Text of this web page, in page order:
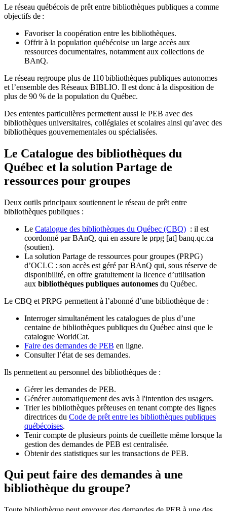
Le réseau québécois de prêt entre bibliothèques publiques a comme
objectifs de :
Favoriser la coopération entre les bibliothèques.
Offrir à la population québécoise un large accès aux
ressources documentaires, notamment aux collections de
BAnQ.
Le réseau regroupe plus de 110bibliothèques publiques autonomes
et l’ensemble des Réseaux BIBLIO. Il est donc à la disposition de
plus de 90 % de la population du Québec.
Des ententes particulières permettent aussi le PEB avec des
bibliothèques universitaires, collégiales et scolaires ainsi qu’avec des
bibliothèques gouvernementales ou spécialisées.
Le Catalogue des bibliothèques du
Québec et la solution Partage de
ressources pour groupes
Deux outils principaux soutiennent le réseau de prêt entre
bibliothèques publiques :
Le Catalogue des bibliothèques du Québec (CBQ) : il est
coordonné par BAnQ, qui en assure le prpg [at] banq.qc.ca
(soutien).
La solution Partage de ressources pour groupes (PRPG)
d’OCLC : son accès est géré par BAnQ qui, sous réserve de
disponibilité, en offre gratuitement la licence d’utilisation
aux bibliothèques publiques autonomes du Québec.
Le CBQ et PRPG permettent à l’abonné d’une bibliothèque de :
Interroger simultanément les catalogues de plus d’une
centaine de bibliothèques publiques du Québec ainsi que le
catalogue WorldCat.
Faire des demandes de PEB en ligne.
Consulter l’état de ses demandes.
Ils permettent au personnel des bibliothèques de :
Gérer les demandes de PEB.
Générer automatiquement des avis à l'intention des usagers.
Trier les bibliothèques prêteuses en tenant compte des lignes
directrices du Code de prêt entre les bibliothèques publiques
québécoises.
Tenir compte de plusieurs points de cueillette même lorsque la
gestion des demandes de PEB est centralisée.
Obtenir des statistiques sur les transactions de PEB.
Qui peut faire des demandes à une
bibliothèque du groupe?